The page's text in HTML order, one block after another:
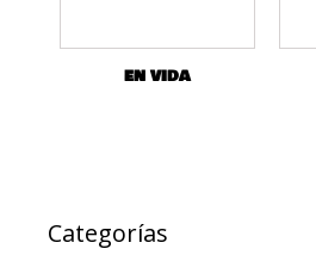
EN VIDA
Categorías